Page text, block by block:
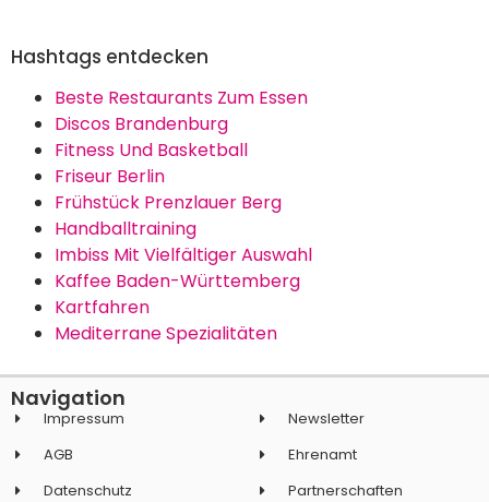
Hashtags entdecken
Beste Restaurants Zum Essen
Discos Brandenburg
Fitness Und Basketball
Friseur Berlin
Frühstück Prenzlauer Berg
Handballtraining
Imbiss Mit Vielfältiger Auswahl
Kaffee Baden-Württemberg
Kartfahren
Mediterrane Spezialitäten
Navigation
Impressum
AGB
Datenschutz
Newsletter
Ehrenamt
Partnerschaften